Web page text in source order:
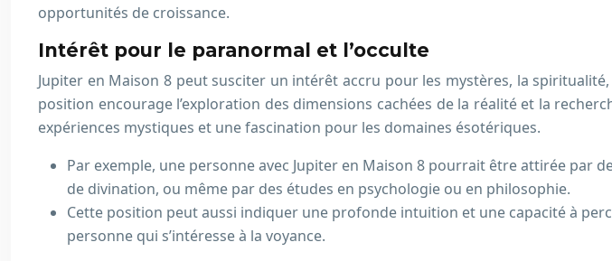
opportunités de croissance.
Intérêt pour le paranormal et l’occulte
Jupiter en Maison 8 peut susciter un intérêt accru pour les mystères, la
position encourage l’exploration des dimensions cachées de la réalité et la
expériences mystiques et une fascination pour les domaines ésotériques.
Par exemple, une personne avec Jupiter en Maison 8 pourrait être attirée par
de divination, ou même par des études en psychologie ou en philosophie.
Cette position peut aussi indiquer une profonde intuition et une capacité à
personne qui s’intéresse à la voyance.